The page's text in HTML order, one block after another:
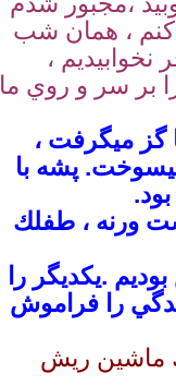
كنم ، همان شب
،
بر سر و روي ما
گز ميگرفت ،
پشه با
ورنه ، طفلك
.يكديگر را
را فراموش
ماشين ريش